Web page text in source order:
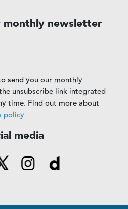
monthly newsletter
send you our monthly
unsubscribe link integrated
time. Find out more about
policy
media